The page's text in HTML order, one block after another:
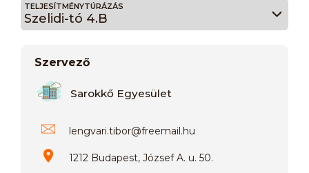
TELJESÍTMÉNYTÚRÁZÁS
Szelidi-tó 4.B
Szervező
Sarokkő Egyesület
lengvari.tibor@freemail.hu
1212 Budapest, József A. u. 50.